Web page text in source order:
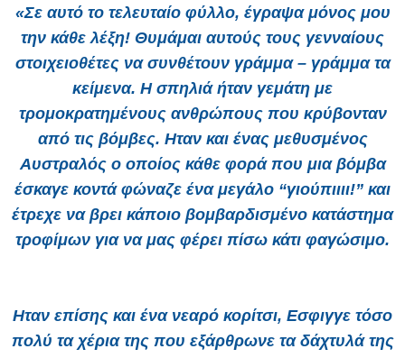
«Σε αυτό το τελευταίο φύλλο, έγραψα μόνος μου
την κάθε λέξη! Θυμάμαι αυτούς τους γενναίους
στοιχειοθέτες να συνθέτουν γράμμα – γράμμα τα
κείμενα. Η σπηλιά ήταν γεμάτη με
τρομοκρατημένους ανθρώπους που κρύβονταν
από τις βόμβες. Ηταν και ένας μεθυσμένος
Αυστραλός ο οποίος κάθε φορά που μια βόμβα
έσκαγε κοντά φώναζε ένα μεγάλο “γιούπιιιι!” και
έτρεχε να βρει κάποιο βομβαρδισμένο κατάστημα
τροφίμων για να μας φέρει πίσω κάτι φαγώσιμο.
Ηταν επίσης και ένα νεαρό κορίτσι, Εσφιγγε τόσο
πολύ τα χέρια της που εξάρθρωνε τα δάχτυλά της